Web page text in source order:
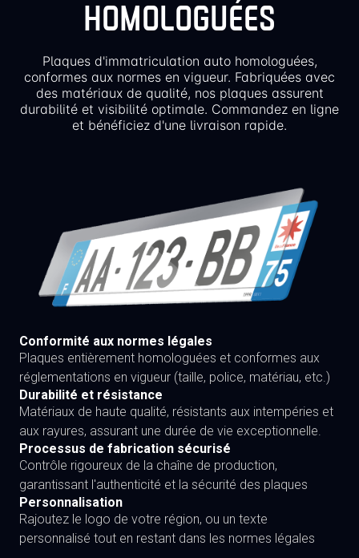
HOMOLOGUÉES
Plaques d'immatriculation auto homologuées,
conformes aux normes en vigueur. Fabriquées avec
des matériaux de qualité, nos plaques assurent
durabilité et visibilité optimale. Commandez en ligne
et bénéficiez d'une livraison rapide.
Conformité aux normes légales
Plaques entièrement homologuées et conformes aux
réglementations en vigueur (taille, police, matériau, etc.)
Durabilité et résistance
Matériaux de haute qualité, résistants aux intempéries et
aux rayures, assurant une durée de vie exceptionnelle.
Processus de fabrication sécurisé
Contrôle rigoureux de la chaîne de production,
garantissant l'authenticité et la sécurité des plaques
Personnalisation
Rajoutez le logo de votre région, ou un texte
personnalisé tout en restant dans les normes légales